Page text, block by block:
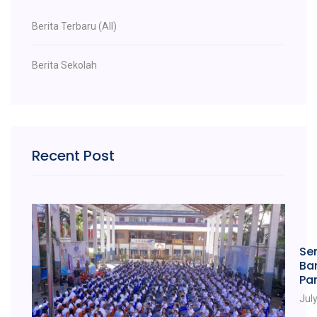
Berita Terbaru (All)
Berita Sekolah
Recent Post